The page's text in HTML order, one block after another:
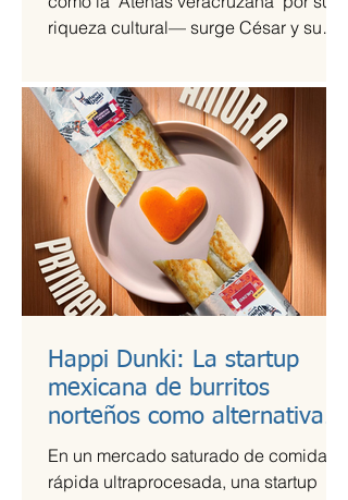
riqueza cultural— surge César y su
en la escena de la música de fusión.
Happi Dunki: La startup
mexicana de burritos
norteños como alternativa
nutritiva
En un mercado saturado de comida
rápida ultraprocesada, una startup